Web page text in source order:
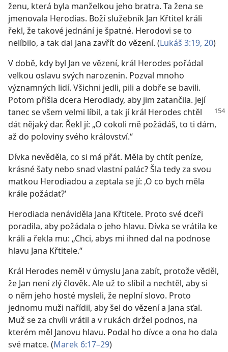
ženu, která byla manželkou jeho bratra. Ta žena se
jmenovala Herodias. Boží služebník Jan Křtitel králi
řekl, že takové jednání je špatné. Herodovi se to
nelíbilo, a tak dal Jana zavřít do vězení. (Lukáš 3:19, 20)
V době, kdy byl Jan ve vězení, král Herodes pořádal
velkou oslavu svých narozenin. Pozval mnoho
významných lidí. Všichni jedli, pili a dobře se bavili.
Potom přišla dcera Herodiady, aby jim zatančila. Její
tanec se všem velmi líbil, a tak jí král Herodes chtěl
dát nějaký dar. Řekl jí: „O cokoli mě požádáš, to ti dám,
až do poloviny svého království.“
Dívka nevěděla, co si má přát. Měla by chtít peníze,
krásné šaty nebo snad vlastní palác? Šla tedy za svou
matkou Herodiadou a zeptala se jí: ‚O co bych měla
krále požádat?‘
Herodiada nenáviděla Jana Křtitele. Proto své dceři
poradila, aby požádala o jeho hlavu. Dívka se vrátila ke
králi a řekla mu: „Chci, abys mi ihned dal na podnose
hlavu Jana Křtitele.“
Král Herodes neměl v úmyslu Jana zabít, protože věděl,
že Jan není zlý člověk. Ale už to slíbil a nechtěl, aby si
o něm jeho hosté mysleli, že neplní slovo. Proto
jednomu muži nařídil, aby šel do vězení a Jana sťal.
Muž se za chvíli vrátil a v rukách držel podnos, na
kterém měl Janovu hlavu. Podal ho dívce a ona ho dala
své matce. (Marek 6:17–29)